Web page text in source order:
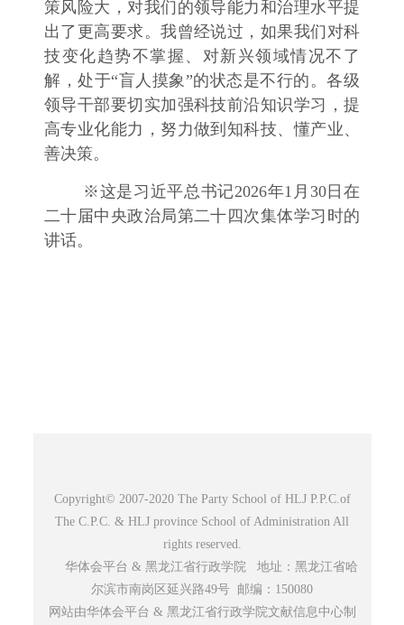
策风险大，对我们的领导能力和治理水平提
出了更高要求。我曾经说过，如果我们对科
技变化趋势不掌握、对新兴领域情况不了
解，处于“盲人摸象”的状态是不行的。各级
领导干部要切实加强科技前沿知识学习，提
高专业化能力，努力做到知科技、懂产业、
善决策。
※这是习近平总书记2026年1月30日在
二十届中央政治局第二十四次集体学习时的
讲话。
Copyright© 2007-2020 The Party School of HLJ P.P.C.of
The C.P.C. & HLJ province School of Administration All
rights reserved.
华体会平台 & 黑龙江省行政学院 地址：黑龙江省哈
尔滨市南岗区延兴路49号 邮编：150080
网站由华体会平台 & 黑龙江省行政学院文献信息中心制